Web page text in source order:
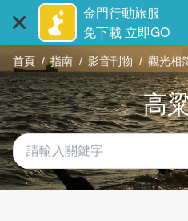
主
內
容
區
塊
金門行動旅服
免下載 立即GO
首頁 指南 影音刊物 觀光相
高